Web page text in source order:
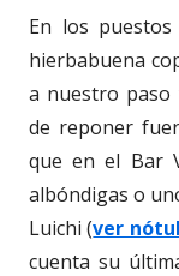
En los
hierbabuena
a nuestro paso
de reponer
que en el Bar
albóndigas o
Luichi (ver
cuenta su